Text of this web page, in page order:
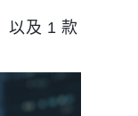
以及 1 款